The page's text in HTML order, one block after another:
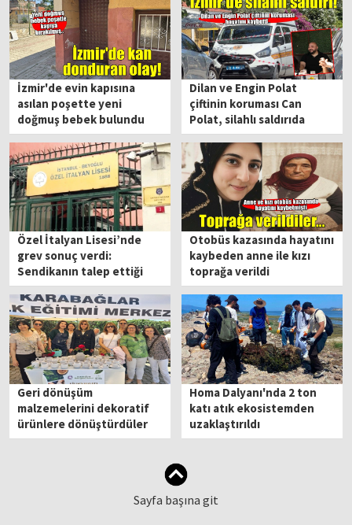
İzmir'de evin kapısına
asılan poşette yeni
doğmuş bebek bulundu
Dilan ve Engin Polat
çiftinin koruması Can
Polat, silahlı saldırıda
hayatını kaybetti
Özel İtalyan Lisesi’nde
grev sonuç verdi:
Sendikanın talep ettiği
tutanak imzalandı
Otobüs kazasında hayatını
kaybeden anne ile kızı
toprağa verildi
Geri dönüşüm
malzemelerini dekoratif
ürünlere dönüştürdüler
Homa Dalyanı'nda 2 ton
katı atık ekosistemden
uzaklaştırıldı
Sayfa başına git